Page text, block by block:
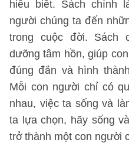
hiểu biết. Sách chính
người chúng ta đến
trong cuộc đời. Sách
dưỡng tâm hồn, giúp
đúng đắn và hình
Mỗi con người chỉ có
nhau, việc ta sống và
ta lựa chọn, hãy sống
trở thành một con người